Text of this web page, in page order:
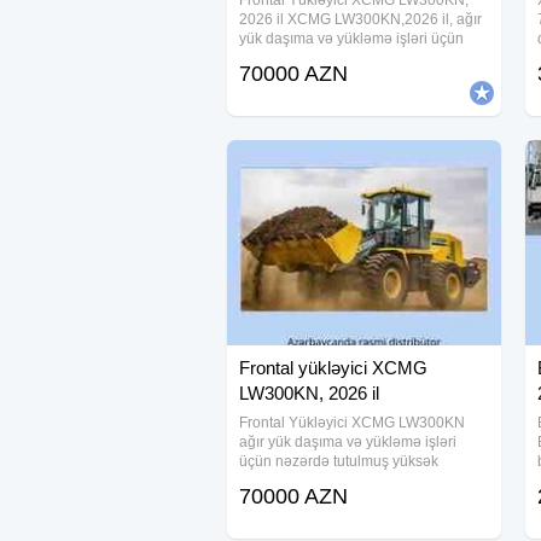
2026 il XCMG LW300KN,2026 il, ağır
yük daşıma və yükləmə işləri üçün
performansı, etibarlılığı və
frontal yükləyicidir. Bu
70000 AZN
Frontal yükləyici XCMG
LW300KN, 2026 il
Frontal Yükləyici XCMG LW300KN
ağır yük daşıma və yükləmə işləri
üçün nəzərdə tutulmuş yüksək
Texnika tikinti, mədənçilik, yol tikintisi
70000 AZN